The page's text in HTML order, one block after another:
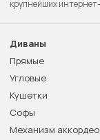
крупнейших
Диваны
Прямые
Угловые
Кушетки
Софы
Механизм